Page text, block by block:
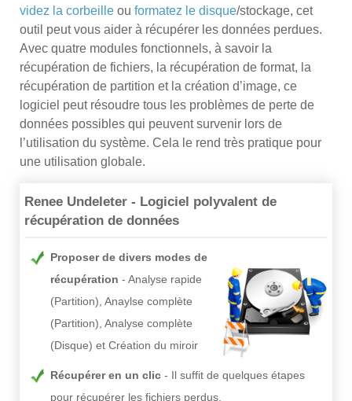
videz la corbeille ou formatez le disque/stockage, cet
outil peut vous aider à récupérer les données perdues.
Avec quatre modules fonctionnels, à savoir la
récupération de fichiers, la récupération de format, la
récupération de partition et la création d’image, ce
logiciel peut résoudre tous les problèmes de perte de
données possibles qui peuvent survenir lors de
l’utilisation du système. Cela le rend très pratique pour
une utilisation globale.
Renee Undeleter - Logiciel polyvalent de
récupération de données
Proposer de divers modes de
récupération
Analyse rapide
(Partition), Anaylse complète
(Partition), Analyse complète
(Disque) et Création du miroir
Récupérer en un clic
Il suffit de quelques étapes
pour récupérer les fichiers perdus.